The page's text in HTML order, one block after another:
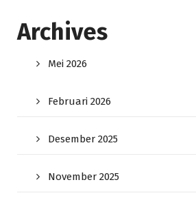
Archives
Mei 2026
Februari 2026
Desember 2025
November 2025